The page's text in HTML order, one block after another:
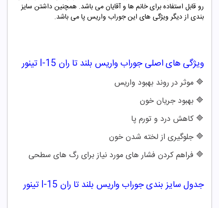
رو قابل استفاده برای خانم ها و آقایان می باشد. همچنین داشتن سایز
بندی از دیگر ویژگی های این جوراب واریس پا می باشد.
ویژگی های اصلیجوراب واریس بلند تا ران I-15 تینور
🔷 موثر در روند بهبود واریس
🔷 بهبود جریان خون
🔷 کاهش درد و تورم پا
🔷 جلوگیری از لخته شدن خون
🔷 فراهم کردن فشار های مورد نیاز برای رگ های سطحی
جدول سایز بندی جوراب واریس بلند تا ران I-15 تینور